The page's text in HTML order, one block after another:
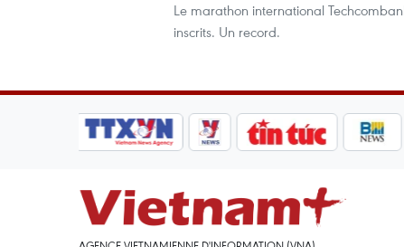
Le marathon international
inscrits. Un record.